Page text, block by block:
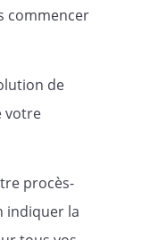
commencer
de
votre
procès-
indiquer la